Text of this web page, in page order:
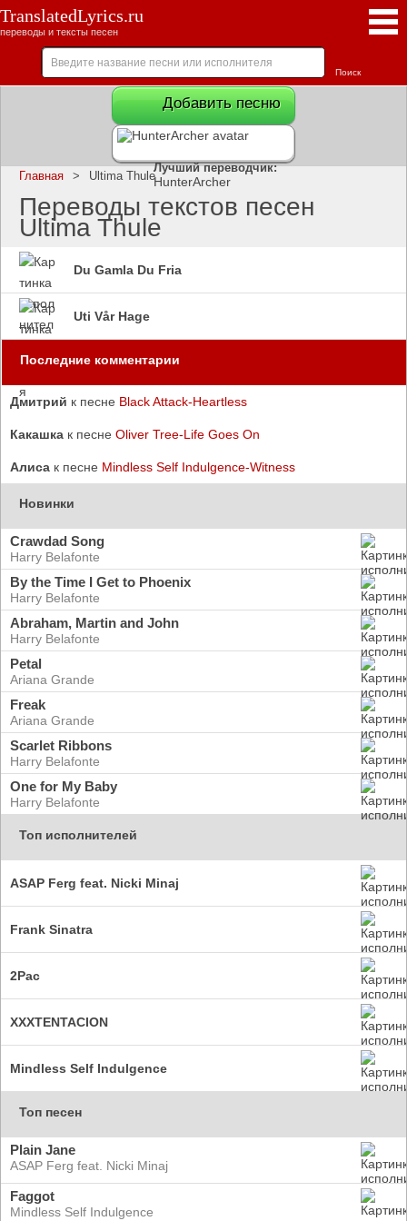
TranslatedLyrics.ru
переводы и тексты песен
Добавить песню
Лучший переводчик:
HunterArcher
Главная > Ultima Thule
Переводы текстов песен
Ultima Thule
Du Gamla Du Fria
Uti Vår Hage
Последние комментарии
Дмитрий к песне Black Attack-Heartless
Какашка к песне Oliver Tree-Life Goes On
Алиса к песне Mindless Self Indulgence-Witness
Новинки
Crawdad Song
Harry Belafonte
By the Time I Get to Phoenix
Harry Belafonte
Abraham, Martin and John
Harry Belafonte
Petal
Ariana Grande
Freak
Ariana Grande
Scarlet Ribbons
Harry Belafonte
One for My Baby
Harry Belafonte
Топ исполнителей
ASAP Ferg feat. Nicki Minaj
Frank Sinatra
2Pac
XXXTENTACION
Mindless Self Indulgence
Топ песен
Plain Jane
ASAP Ferg feat. Nicki Minaj
Faggot
Mindless Self Indulgence